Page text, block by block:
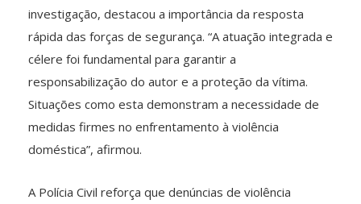
investigação, destacou a importância da resposta
rápida das forças de segurança. “A atuação integrada e
célere foi fundamental para garantir a
responsabilização do autor e a proteção da vítima.
Situações como esta demonstram a necessidade de
medidas firmes no enfrentamento à violência
doméstica”, afirmou.
A Polícia Civil reforça que denúncias de violência